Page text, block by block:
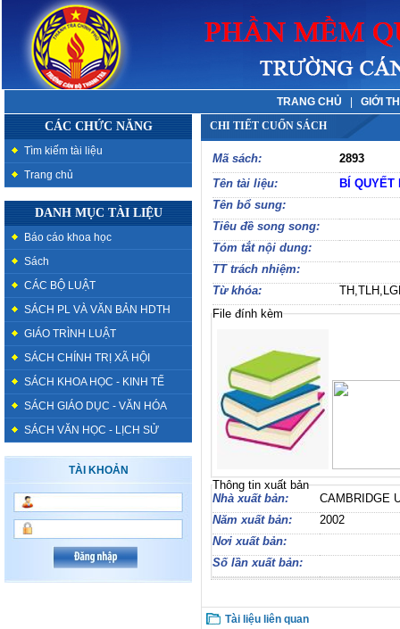
TRANG CHỦ GIỚI
CÁC CHỨC NĂNG
Tìm kiếm tài liệu
Trang chủ
DANH MỤC TÀI LIỆU
Báo cáo khoa học
Sách
CÁC BỘ LUẬT
SÁCH PL VÀ VĂN BẢN HDTH
GIÁO TRÌNH LUẬT
SÁCH CHÍNH TRỊ XÃ HỘI
SÁCH KHOA HỌC - KINH TẾ
SÁCH GIÁO DỤC - VĂN HÓA
SÁCH VĂN HỌC - LỊCH SỬ
TÀI KHOẢN
CHI TIẾT CUỐN SÁCH
Mã sách:
2893
Tên tài liệu:
BÍ QUYẾT
Tên bổ sung:
Tiêu đề song song:
Tóm tắt nội dung:
TT trách nhiệm:
Từ khóa:
File đính kèm
Thông tin xuất bản
Nhà xuất bản:
CAMBRIDGE
Năm xuất bản:
2002
Nơi xuất bản:
Số lần xuất bản:
Tài liệu liên quan